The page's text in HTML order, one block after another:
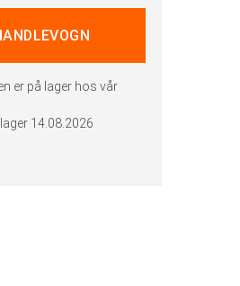
er på lager hos vår
14.08.2026